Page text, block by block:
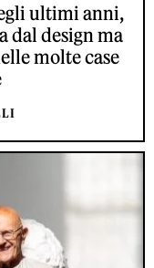
ultimi anni,
dal design ma
molte case